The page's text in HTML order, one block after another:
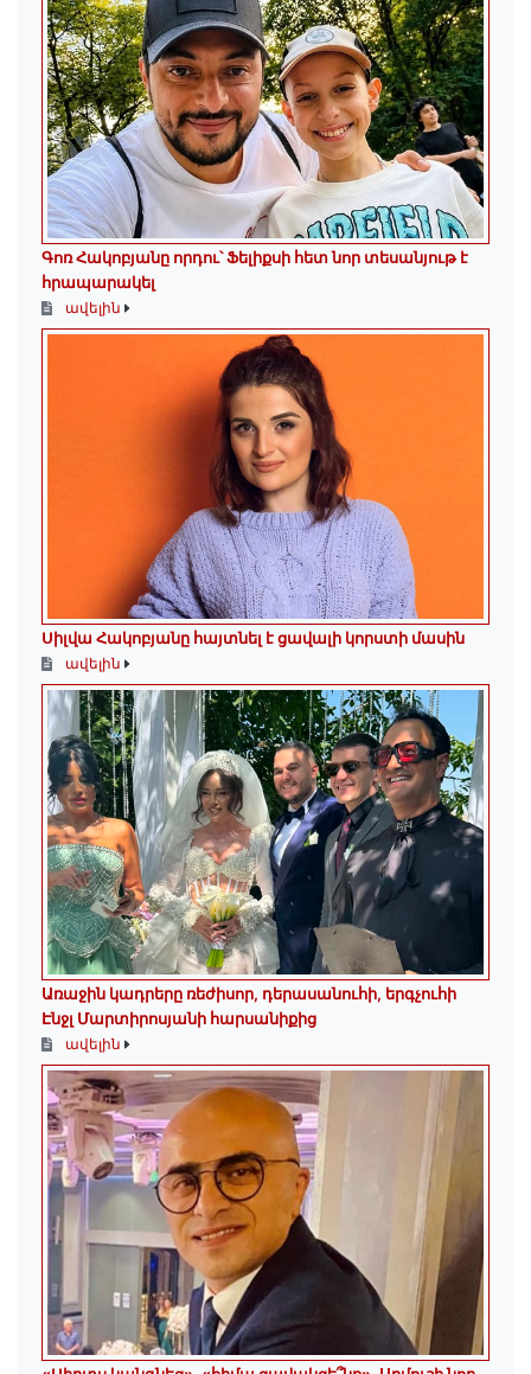
Գոռ Հակոբյանը որդու՝ Ֆելիքսի հետ նոր տեսանյութ է
հրապարակել
ավելին
Սիլվա Հակոբյանը հայտնել է ցավալի կորստի մասին
ավելին
Առաջին կադրերը ռեժիսոր, դերասանուհի, երգչուհի
Էնջլ Մարտիրոսյանի հարսանիքից
ավելին